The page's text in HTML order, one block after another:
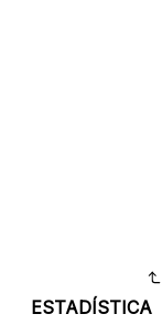
ESTADÍSTICA